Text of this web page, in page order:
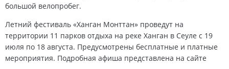
большой велопробег.
Летний фестиваль «Ханган Монттан» проведут на
территории 11 парков отдыха на реке Ханган в Сеуле с 19
июля по 18 августа. Предусмотрены бесплатные и платные
мероприятия. Подробная афиша представлена на сайте